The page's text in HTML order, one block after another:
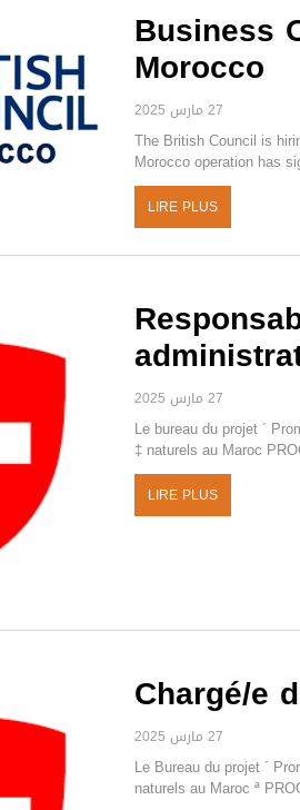
Business
Morocco
27 مارس 2025
The British Council is
Morocco operation has
LIRE PLUS
27 مارس 2025
Le bureau du projet ´
naturels au Maroc
LIRE PLUS
Chargé/e
27 مارس 2025
Le Bureau du projet ´
naturels au Maroc ª